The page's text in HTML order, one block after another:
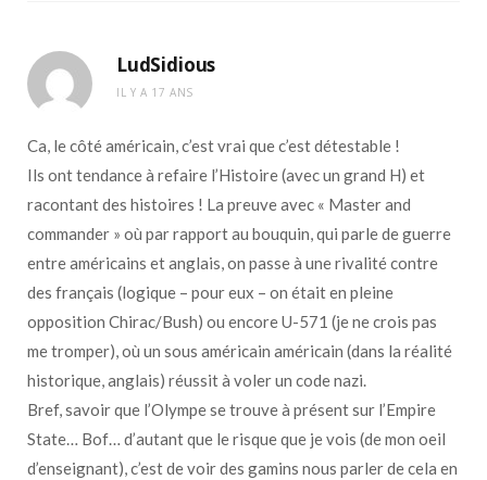
LudSidious
IL Y A 17 ANS
Ca, le côté américain, c’est vrai que c’est détestable !
Ils ont tendance à refaire l’Histoire (avec un grand H) et
racontant des histoires ! La preuve avec « Master and
commander » où par rapport au bouquin, qui parle de guerre
entre américains et anglais, on passe à une rivalité contre
des français (logique – pour eux – on était en pleine
opposition Chirac/Bush) ou encore U-571 (je ne crois pas
me tromper), où un sous américain américain (dans la réalité
historique, anglais) réussit à voler un code nazi.
Bref, savoir que l’Olympe se trouve à présent sur l’Empire
State… Bof… d’autant que le risque que je vois (de mon oeil
d’enseignant), c’est de voir des gamins nous parler de cela en